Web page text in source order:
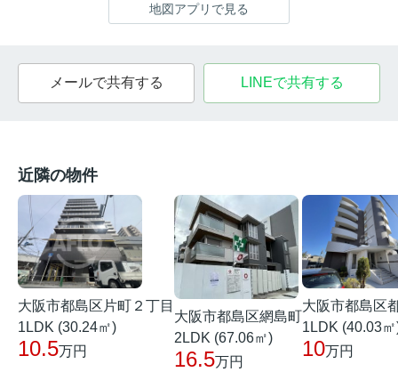
地図アプリで見る
メールで共有する LINEで共有する
近隣の物件
大阪市都島区片町２丁目
1LDK (30.24㎡)
10.5万円
大阪市都島区網島町
2LDK (67.06㎡)
16.5万円
大阪市都島区
1LDK (40.03
10万円